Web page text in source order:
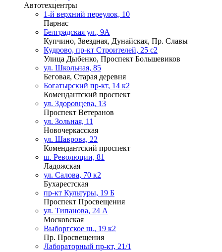
Автотехцентры
1-й верхний переулок, 10
Парнас
Белградская ул., 9А
Купчино, Звездная, Дунайская, Пр. Славы
Кудрово, пр-кт Строителей, 25 с2
Улица Дыбенко, Проспект Большевиков
ул. Школьная, 85
Беговая, Старая деревня
Богатырский пр-кт, 14 к2
Комендантский проспект
ул. Здоровцева, 13
Проспект Ветеранов
ул. Зольная, 11
Новочеркасская
ул. Шаврова, 22
Комендантский проспект
ш. Революции, 81
Ладожская
ул. Салова, 70 к2
Бухарестская
пр-кт Культуры, 19 Б
Проспект Просвещения
ул. Типанова, 24 А
Московская
Выборгское ш., 19 к2
Пр. Просвещения
Лабораторный пр-кт, 21/1